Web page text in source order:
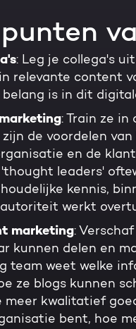
: Leg je collega's
relevante content
is in dit
: Train ze
zijn de voordelen
en de
'thought leaders'
kennis,
werkt
marketing:
kunnen delen en
team weet welke
ze blogs kunnen
meer kwalitatief
bent, hoe